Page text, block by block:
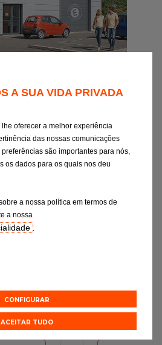
A SUA VIDA PRIVADA
oferecer a melhor experiência
das nossas comunicações
são importantes para nós,
os dados para os quais nos deu
a nossa política em termos de
a nossa
.
CONFIGURAR
ACEITAR TUDO